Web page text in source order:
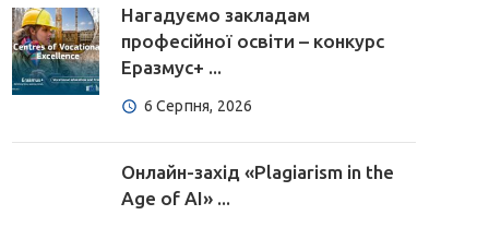
Нагадуємо закладам
професійної освіти – конкурс
Еразмус+ ...
6 Серпня, 2026
Онлайн-захід «Plagiarism in the
Age of AI» ...